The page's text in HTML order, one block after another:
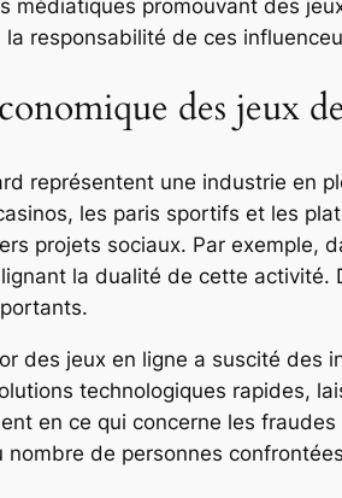
médiatiques promouvant des
responsabilité de ces
des jeux
représentent une industrie en
les paris sportifs et les
projets sociaux. Par exemple,
la dualité de cette activité.
des jeux en ligne a suscité
technologiques rapides,
en ce qui concerne les
nombre de personnes